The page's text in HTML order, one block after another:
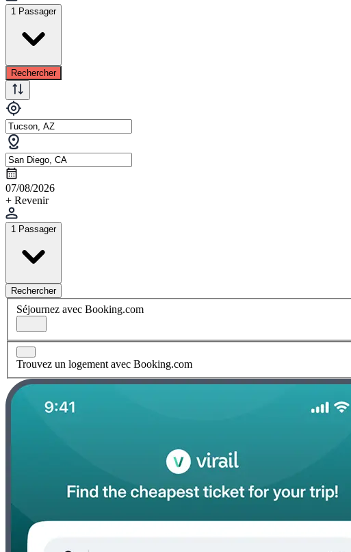
1 Passager
Rechercher
07/08/2026
+ Revenir
1 Passager
Rechercher
Séjournez avec Booking.com
Trouvez un logement avec Booking.com